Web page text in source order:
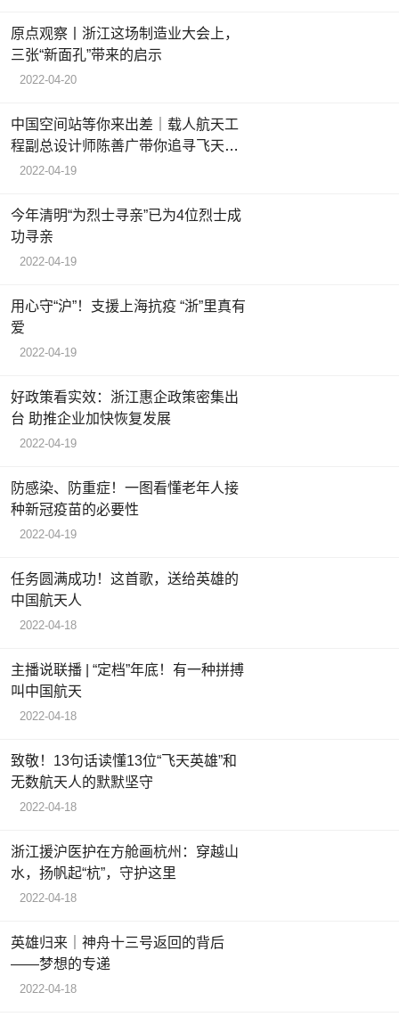
原点观察丨浙江这场制造业大会上，
三张“新面孔”带来的启示
2022-04-20
中国空间站等你来出差｜载人航天工
程副总设计师陈善广带你追寻飞天足
迹
2022-04-19
今年清明“为烈士寻亲”已为4位烈士成
功寻亲
2022-04-19
用心守“沪”！支援上海抗疫 “浙”里真有
爱
2022-04-19
好政策看实效：浙江惠企政策密集出
台 助推企业加快恢复发展
2022-04-19
防感染、防重症！一图看懂老年人接
种新冠疫苗的必要性
2022-04-19
任务圆满成功！这首歌，送给英雄的
中国航天人
2022-04-18
主播说联播 | “定档”年底！有一种拼搏
叫中国航天
2022-04-18
致敬！13句话读懂13位“飞天英雄”和
无数航天人的默默坚守
2022-04-18
浙江援沪医护在方舱画杭州：穿越山
水，扬帆起“杭”，守护这里
2022-04-18
英雄归来｜神舟十三号返回的背后
——梦想的专递
2022-04-18